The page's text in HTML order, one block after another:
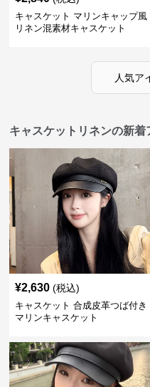
キャスケット マリンキャップ風
リネン混素材キャスケット
人気ア
キャスケットリネンの新着
¥2,630 (税込)
キャスケット 合成皮革つば付き
マリンキャスケット